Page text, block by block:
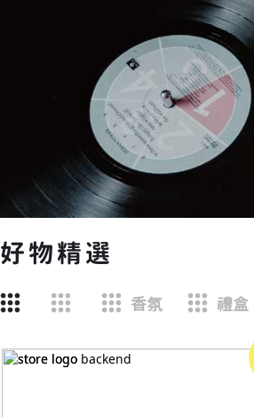
好物精選
香氛 禮盒